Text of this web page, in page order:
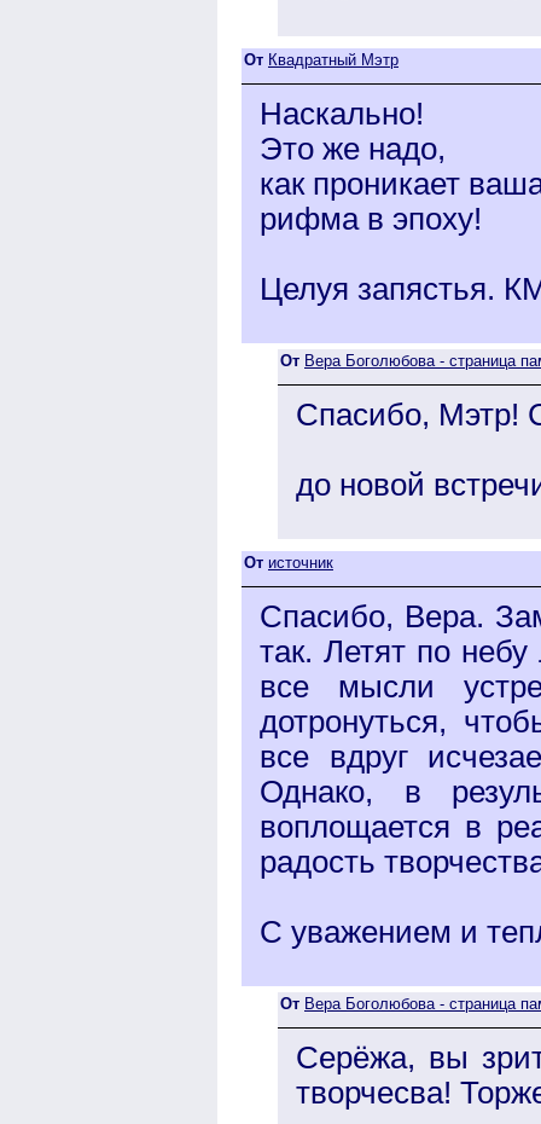
От Квадратный Мэтр
Наскально!
Это же надо,
как проникает
рифма в эпоху!
Целуя запястья.
От Вера Боголюбова - страница
Спасибо, Мэтр!
до новой
От источник
Спасибо, Вера.
так. Летят по
все мысли
дотронуться,
все вдруг
Однако, в
воплощается в
радость
С уважением и
От Вера Боголюбова - страница
Серёжа, вы
творчесва!